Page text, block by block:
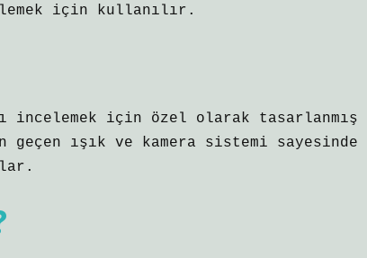
için kullanılır.
incelemek için özel olarak tasarlanmış
ışık ve kamera sistemi sayesinde